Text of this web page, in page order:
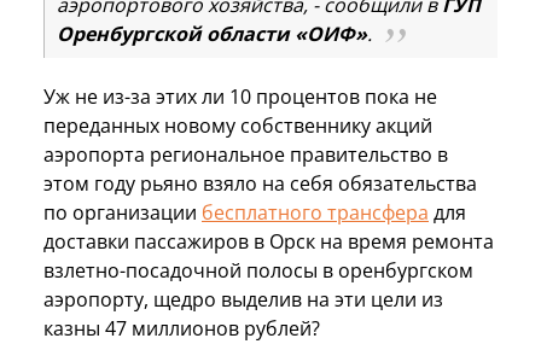
Оренбургской области «ОИФ».
Уж не из-за этих ли 10 процентов пока не
переданных новому собственнику акций
аэропорта региональное правительство в
этом году рьяно взяло на себя обязательства
по организации бесплатного трансфера для
доставки пассажиров в Орск на время ремонта
взлетно-посадочной полосы в оренбургском
аэропорту, щедро выделив на эти цели из
казны 47 миллионов рублей?